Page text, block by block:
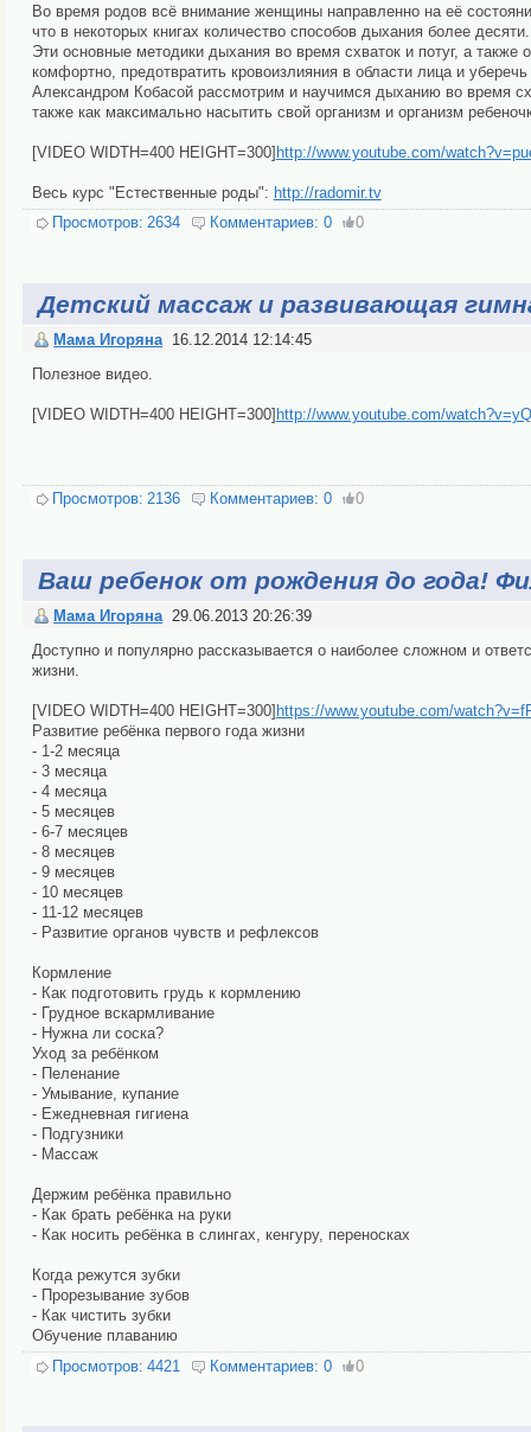
Во время родов всё внимание женщины направленно на её
что в некоторых книгах количество способов дыхания более
Эти основные методики дыхания во время схваток и потуг, а
комфортно, предотвратить кровоизлияния в области лица и
Александром Кобасой рассмотрим и научимся дыханию во время
также как максимально насытить свой организм и организм
[VIDEO WIDTH=400 HEIGHT=300] http://www.youtube.com/
Весь курс "Естественные роды": http://radomir.tv
Просмотров: 2634 Комментариев: 0 0
Детский массаж и развивающая
Мама Игоряна 16.12.2014 12:14:45
Полезное видео.
[VIDEO WIDTH=400 HEIGHT=300] http://www.youtube.com/
Просмотров: 2136 Комментариев: 0 0
Ваш ребенок от рождения до года!
Мама Игоряна 29.06.2013 20:26:39
Доступно и популярно рассказывается о наиболее сложном и
жизни.
[VIDEO WIDTH=400 HEIGHT=300] https://www.youtube.com/
Развитие ребёнка первого года жизни
- 1-2 месяца
- 3 месяца
- 4 месяца
- 5 месяцев
- 6-7 месяцев
- 8 месяцев
- 9 месяцев
- 10 месяцев
- 11-12 месяцев
- Развитие органов чувств и рефлексов
Кормление
- Как подготовить грудь к кормлению
- Грудное вскармливание
- Нужна ли соска?
Уход за ребёнком
- Пеленание
- Умывание, купание
- Ежедневная гигиена
- Подгузники
- Массаж
Держим ребёнка правильно
- Как брать ребёнка на руки
- Как носить ребёнка в слингах, кенгуру, переносках
Когда режутся зубки
- Прорезывание зубов
- Как чистить зубки
Обучение плаванию
Просмотров: 4421 Комментариев: 0 0